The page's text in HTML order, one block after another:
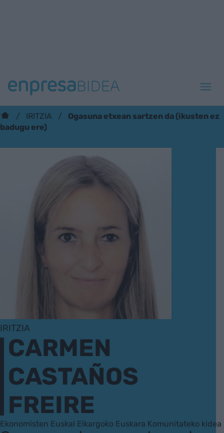
IRITZIA
Ogasuna etxean sartzen da (ikusten ez
badugu ere)
IRITZIA
CARMEN
CASTAÑOS
FREIRE
Ekonomisten Euskal Elkargoko Euskara Komunitateko kidea